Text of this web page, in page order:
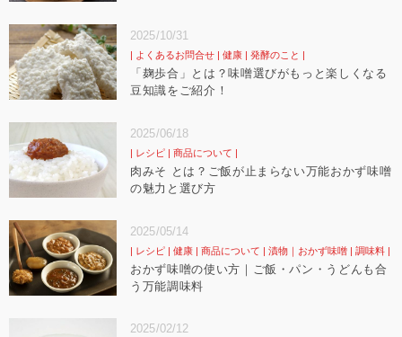
2025/10/31
よくあるお問合せ 健康 発酵のこと
「麹歩合」とは？味噌選びがもっと楽しくなる
豆知識をご紹介！
2025/06/18
レシピ 商品について
肉みそ とは？ご飯が止まらない万能おかず味噌
の魅力と選び方
2025/05/14
レシピ 健康 商品について 漬物｜おかず味噌 調味料
おかず味噌の使い方｜ご飯・パン・うどんも合
う万能調味料
2025/02/12